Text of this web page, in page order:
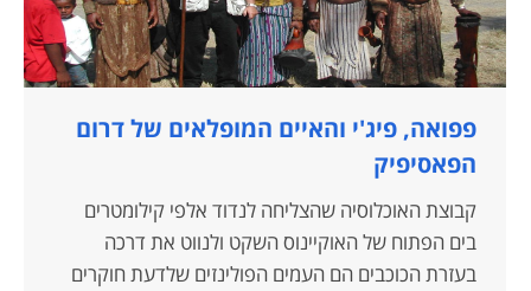
פפואה, פיג'י והאיים המופלאים של דרום
הפאסיפיק
קבוצת האוכלוסיה שהצליחה לנדוד אלפי קילומטרים
בים הפתוח של האוקיינוס השקט ולנווט את דרכה
בעזרת הכוכבים הם העמים הפולינזים שלדעת חוקרים